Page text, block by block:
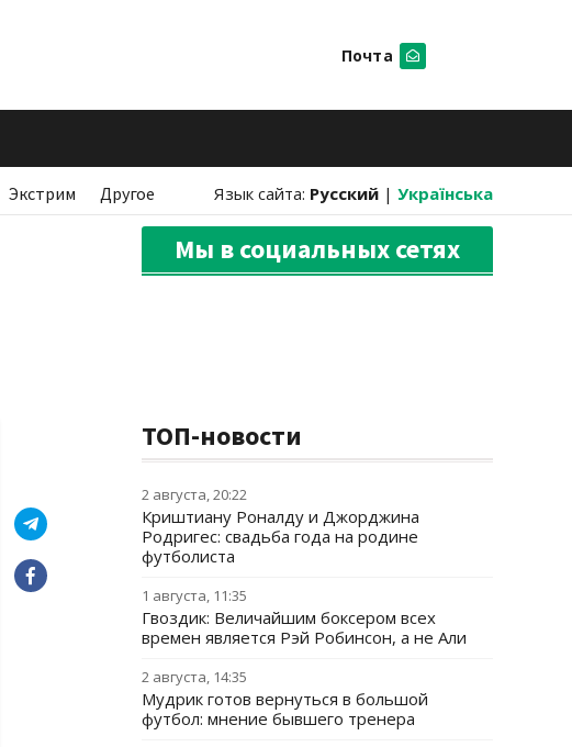
Почта
Экстрим Другое Язык сайта: Русский | Українська
Мы в социальных сетях
ТОП-новости
2 августа, 20:22
Криштиану Роналду и Джорджина
Родригес: свадьба года на родине
футболиста
1 августа, 11:35
Гвоздик: Величайшим боксером всех
времен является Рэй Робинсон, а не Али
2 августа, 14:35
Мудрик готов вернуться в большой
футбол: мнение бывшего тренера